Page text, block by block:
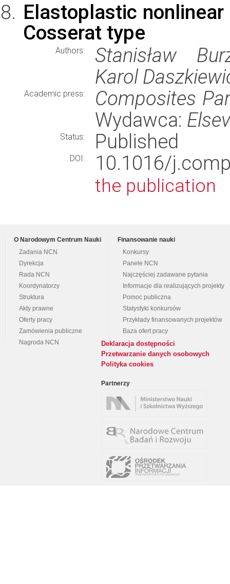
Elastoplastic
Cosserat type
Authors:
Stanisław
Karol
Academic press:
Composites
Wydawca:
Status: Published
DOI: 10.1016/
the publication
O Narodowym Centrum Nauki
Zadania NCN
Dyrekcja
Rada NCN
Koordynatorzy
Struktura
Akty prawne
Oferty pracy
Zamówienia publiczne
Nagroda NCN
Finansowanie nauki
Konkursy
Panele NCN
Najczęściej zadawane pytania
Informacje dla realizujących projekty
Pomoc publiczna
Statystyki konkursów
Przykłady finansowanych projektów
Baza ofert pracy
Deklaracja dostępności
Przetwarzanie danych osobowych
Polityka cookies
Partnerzy